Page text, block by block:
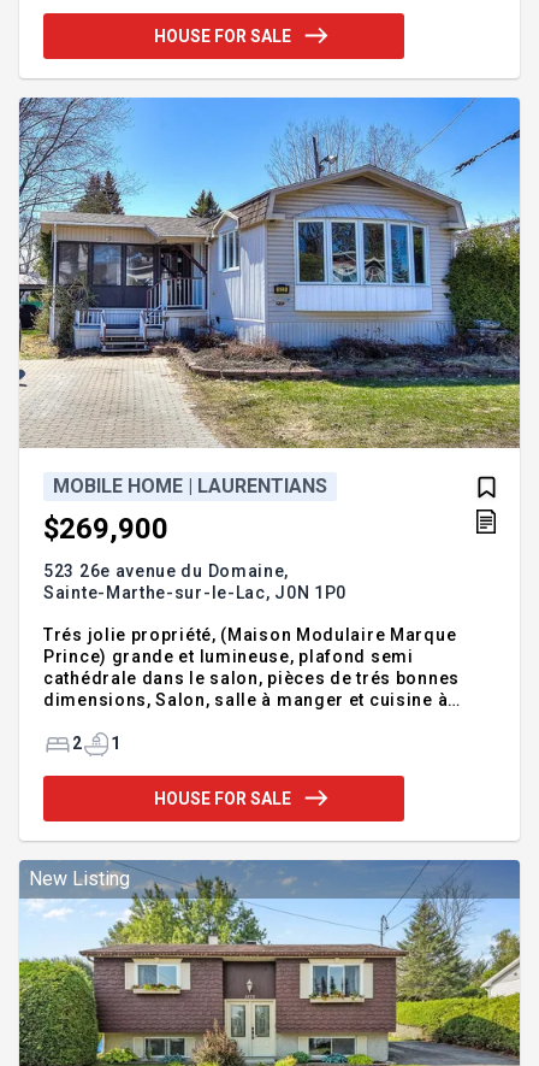
seule désirant plus d'espace. À proximité de
plusieurs services, épiceries, pharmacies, écoles,
chance? Bienvenue au 563 29e avenue du Domaine
à Sainte-Marthe-sur-le-Lac, à
HOUSE FOR SALE
MOBILE HOME | LAURENTIANS
$269,900
523 26e avenue du Domaine,
Sainte-Marthe-sur-le-Lac, J0N 1P0
Trés jolie propriété, (Maison Modulaire Marque
Prince) grande et lumineuse, plafond semi
cathédrale dans le salon, pièces de trés bonnes
dimensions, Salon, salle à manger et cuisine à
14X14, Beaux planchers de bois franc en bambou et
walk-in 8 x 14, Salle de bains avec bain tourbillon,
douche de coin et planchers chauffants, et Plus,
Addendum:Incusions:Fixtures, Thermopompe,
fourneze électrique.E
2 1
HOUSE FOR SALE
New Listing